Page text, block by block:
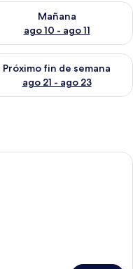
9 - ago 10
Mañana
ago 10 - ago 11
la disponibilidad
de semana ago 14 -
Próximo fin de semana
ago 21 - ago 23
la disponibilidad
con una cama, un